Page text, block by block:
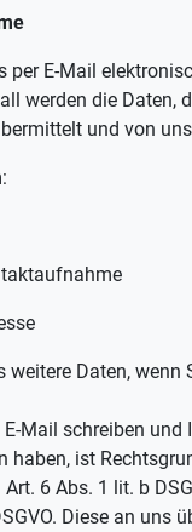
per E-Mail
werden die Daten,
und von
weitere Daten, wenn
Mail schreiben und
haben, ist
6 Abs. 1 lit. b
Diese an uns